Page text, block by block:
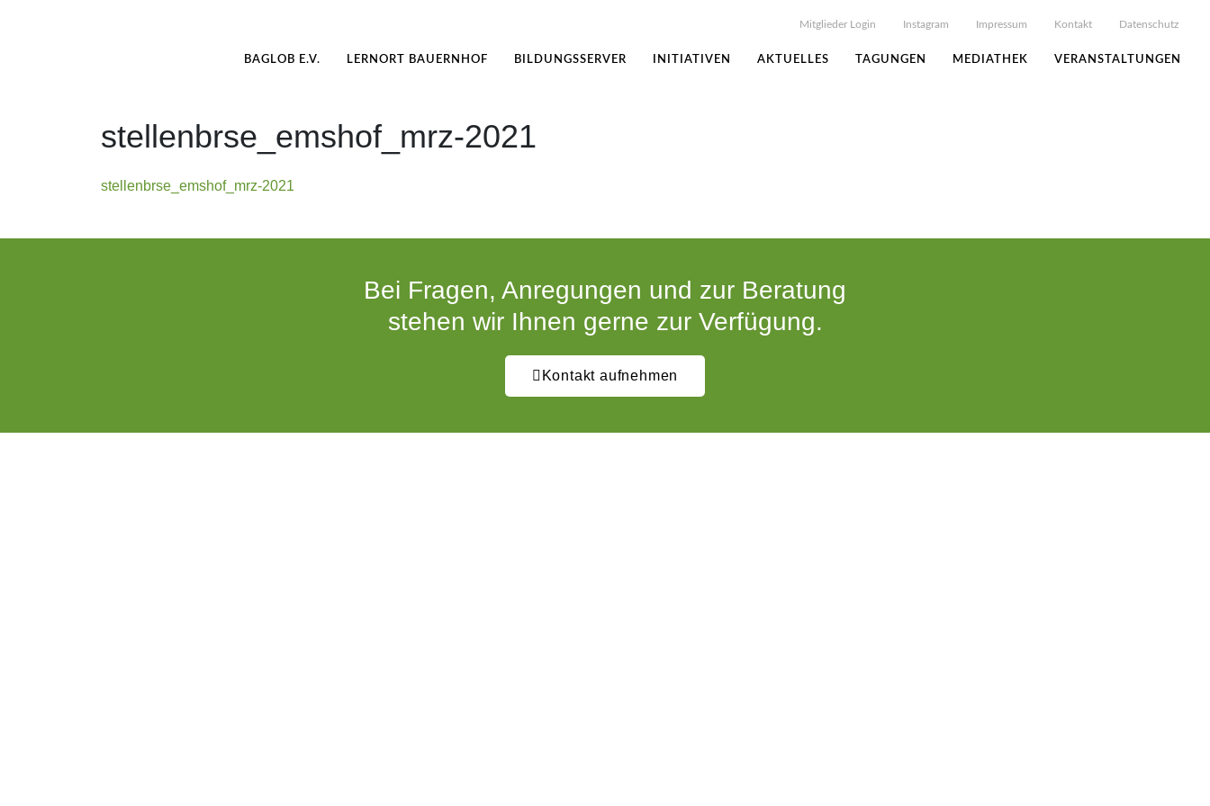
Mitglieder Login Instagram Impressum Kontakt Datenschutz
BAGLOB E.V. LERNORT BAUERNHOF BILDUNGSSERVER INITIATIVEN AKTUELLES TAGUNGEN MEDIATHEK VERANSTALTUNGEN
stellenbrse_emshof_mrz-2021
stellenbrse_emshof_mrz-2021
Bei Fragen, Anregungen und zur Beratung
stehen wir Ihnen gerne zur Verfügung.
Kontakt aufnehmen